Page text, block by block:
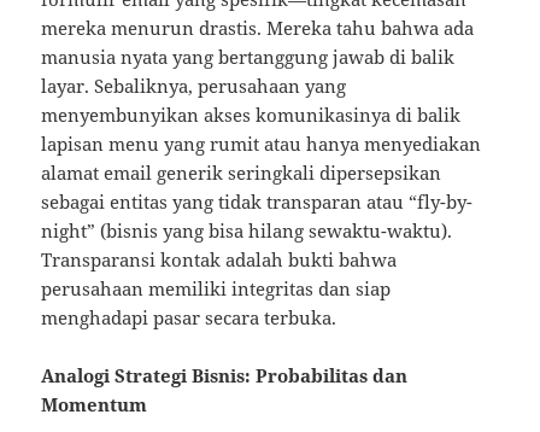
mereka menurun drastis. Mereka tahu bahwa ada
manusia nyata yang bertanggung jawab di balik
layar. Sebaliknya, perusahaan yang
menyembunyikan akses komunikasinya di balik
lapisan menu yang rumit atau hanya menyediakan
alamat email generik seringkali dipersepsikan
sebagai entitas yang tidak transparan atau “fly-by-
night” (bisnis yang bisa hilang sewaktu-waktu).
Transparansi kontak adalah bukti bahwa
perusahaan memiliki integritas dan siap
menghadapi pasar secara terbuka.
Analogi Strategi Bisnis: Probabilitas dan
Momentum